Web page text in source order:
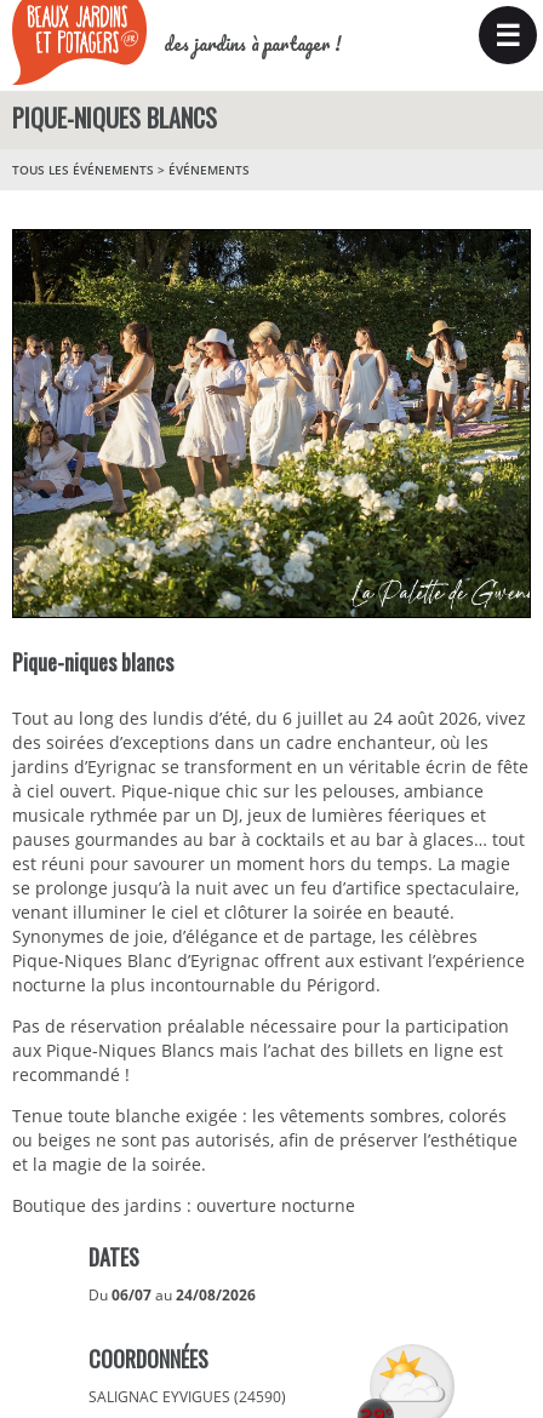
des jardins à partager ! ☰
PIQUE-NIQUES BLANCS
TOUS LES ÉVÉNEMENTS > ÉVÉNEMENTS
Pique-niques blancs
Tout au long des lundis d’été, du 6 juillet au 24 août 2026, vivez
des soirées d’exceptions dans un cadre enchanteur, où les
jardins d’Eyrignac se transforment en un véritable écrin de fête
à ciel ouvert. Pique-nique chic sur les pelouses, ambiance
musicale rythmée par un DJ, jeux de lumières féeriques et
pauses gourmandes au bar à cocktails et au bar à glaces… tout
est réuni pour savourer un moment hors du temps. La magie
se prolonge jusqu’à la nuit avec un feu d’artifice spectaculaire,
venant illuminer le ciel et clôturer la soirée en beauté.
Synonymes de joie, d’élégance et de partage, les célèbres
Pique-Niques Blanc d’Eyrignac offrent aux estivant l’expérience
nocturne la plus incontournable du Périgord.
Pas de réservation préalable nécessaire pour la participation
aux Pique-Niques Blancs mais l’achat des billets en ligne est
recommandé !
Tenue toute blanche exigée : les vêtements sombres, colorés
ou beiges ne sont pas autorisés, afin de préserver l’esthétique
et la magie de la soirée.
Boutique des jardins : ouverture nocturne
DATES
Du06/07au24/08/2026
COORDONNÉES
SALIGNAC EYVIGUES (24590)